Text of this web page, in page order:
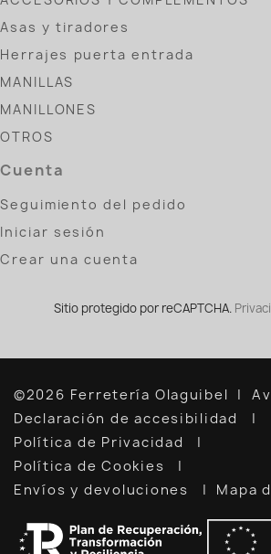
Asas y tiradores
Herrajes puerta entrada
MANILLAS
MANILLONES
OTROS
Cuenta
Seguimiento del pedido
Iniciar sesión
Crear una cuenta
Sitio protegido por reCAPTCHA.
©2026 Ferretería Olaguibel
Declaración de accesibilidad
Política de Privacidad
Política de Cookies
Envíos y devoluciones
Mapa